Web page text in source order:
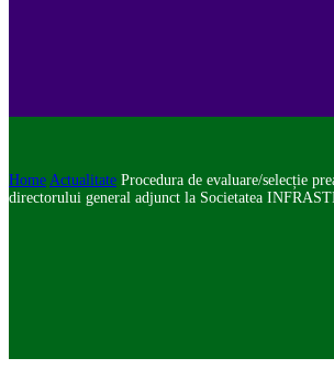
Home Actualitate Procedura de evaluare/selecție
directorului general adjunct la Societatea